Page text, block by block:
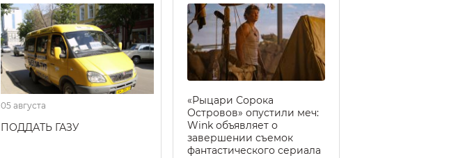
05 августа
ПОДДАТЬ ГАЗУ
«Рыцари Сорока
Островов» опустили меч:
Wink объявляет о
завершении съемок
фантастического сериала